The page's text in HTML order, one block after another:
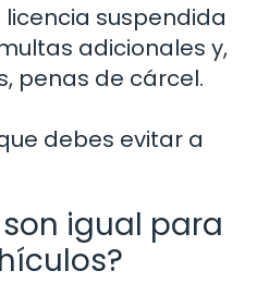
suspendida
adicionales y,
penas de cárcel.
debes evitar a
igual para